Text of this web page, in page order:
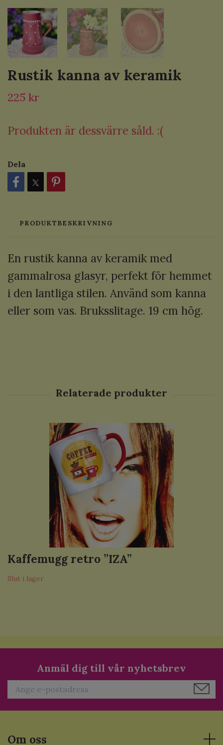
Rustik kanna av keramik
225 kr
Produkten är dessvärre såld. :(
Dela
PRODUKTBESKRIVNING
En rustik kanna av keramik med
gammalrosa glasyr, perfekt för hemmet
i den lantliga stilen. Använd som kanna
eller som vas. Bruksslitage. 19 cm hög.
Kaffemugg retro ”IZA”
Slut i lager
Anmäl dig till vår nyhetsbrev
Om oss